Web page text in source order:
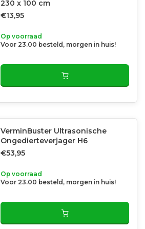
230 x 100 cm
€13,95
Op voorraad
Voor 23.00 besteld, morgen in huis!
VerminBuster Ultrasonische
Ongedierteverjager H6
€53,95
Op voorraad
Voor 23.00 besteld, morgen in huis!